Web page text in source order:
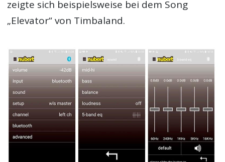
zeigte sich beispielsweise bei dem Song
„Elevator“ von Timbaland.